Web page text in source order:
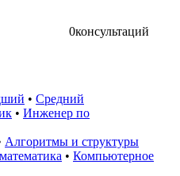
0консультаций
• Средний
• Инженер по
Алгоритмы и структуры
• Компьютерное